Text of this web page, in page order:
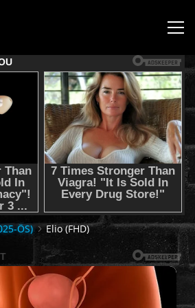
NYÚJTÁS,FELHASZNÁLÁSI
HANGSÁV BEÁLLÍTÁSOK/
ÖS) Elio (FHD)